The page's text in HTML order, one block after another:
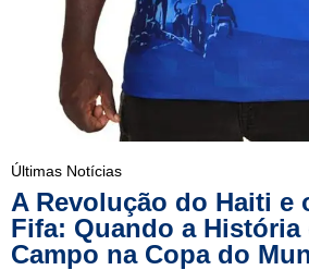
Últimas Notícias
A Revolução do Haiti e
Fifa: Quando a História
Campo na Copa do